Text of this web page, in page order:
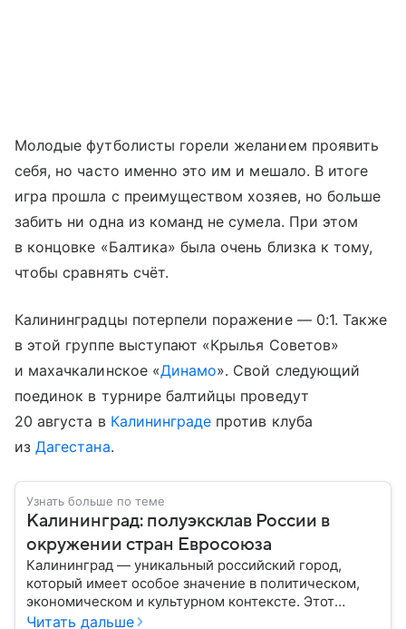
Молодые футболисты горели желанием проявить
себя, но часто именно это им и мешало. В итоге
игра прошла с преимуществом хозяев, но больше
забить ни одна из команд не сумела. При этом
в концовке «Балтика» была очень близка к тому,
чтобы сравнять счёт.
Калининградцы потерпели поражение — 0:1. Также
в этой группе выступают «Крылья Советов»
и махачкалинское «Динамо». Свой следующий
поединок в турнире балтийцы проведут
20 августа в Калининграде против клуба
изДагестана.
Узнать больше по теме
Калининград: полуэксклав России в
окружении стран Евросоюза
Калининград — уникальный российский город,
который имеет особое значение в политическом,
экономическом и культурном контексте. Этот
город, расположенный в самом сердце Европы,
Читать дальше